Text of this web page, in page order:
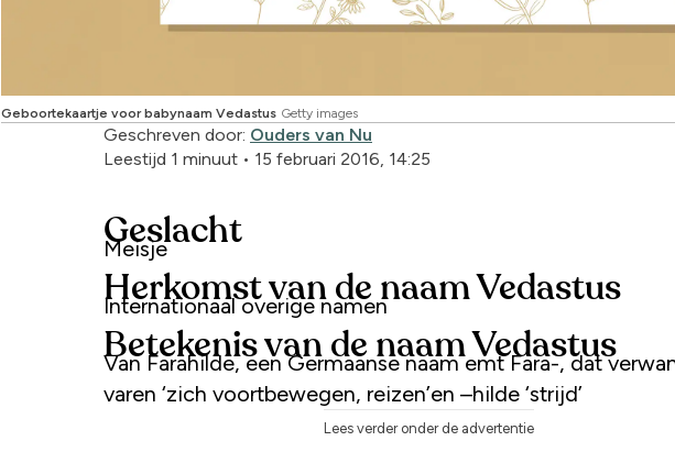
Geboortekaartje voor babynaam Vedastus Getty images
Geschreven door: Ouders van Nu
Leestijd 1 minuut • 15 februari 2016, 14:25
Geslacht
Meisje
Herkomst van de naam Vedastus
Internationaal overige namen
Betekenis van de naam Vedastus
Van Farahilde, een Germaanse naam emt Fara-, dat
varen ‘zich voortbewegen, reizen’en –hilde ‘strijd’
Lees verder onder de advertentie